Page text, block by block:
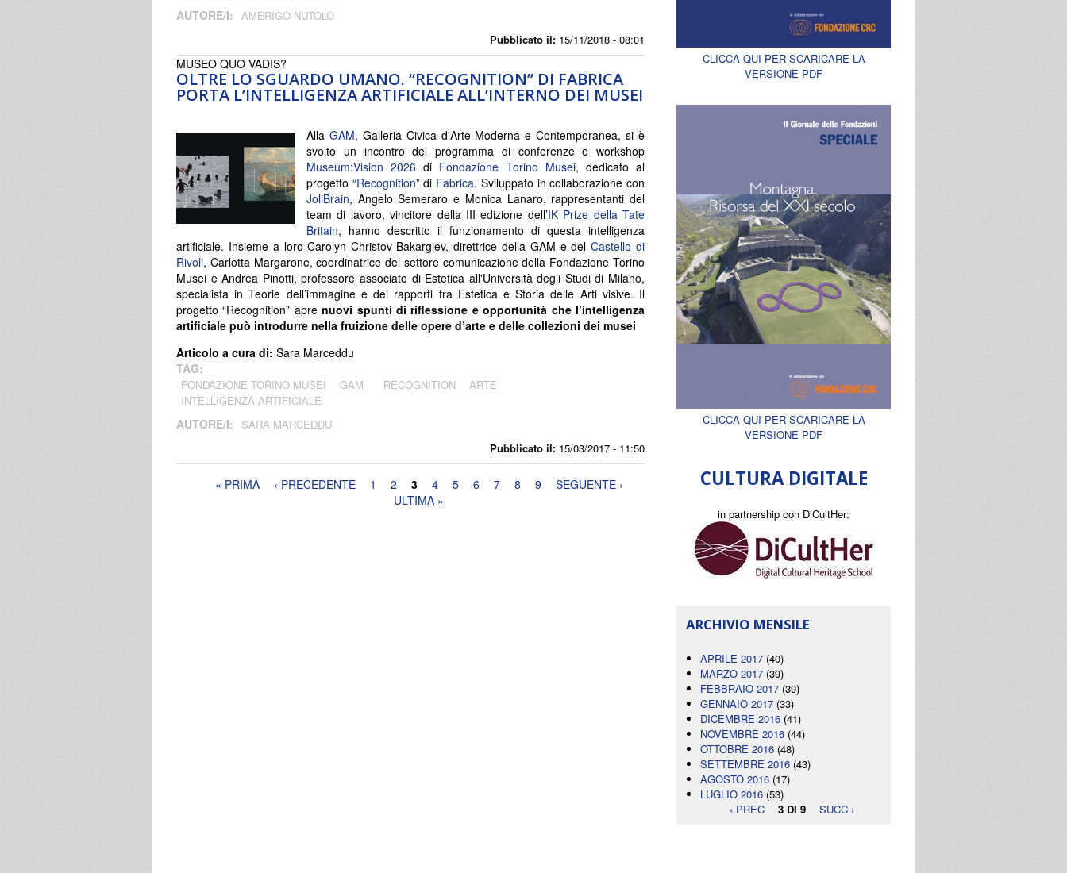
Pubblicato il: 15/11/2018 - 08:01
AUTORE/I: AMERIGO NUTOLO
OLTRE LO SGUARDO UMANO. “RECOGNITION” DI FABRICA
PORTA L’INTELLIGENZA ARTIFICIALE ALL’INTERNO DEI MUSEI
Pubblicato il: 15/03/2017 - 11:50
MUSEO QUO VADIS?
Alla GAM, Galleria Civica d'Arte Moderna e Contemporanea, si è
svolto un incontro del programma di conferenze e workshop
Museum:Vision 2026 di Fondazione Torino Musei, dedicato al
progetto “Recognition”di Fabrica. Sviluppato in collaborazione con
JoliBrain, Angelo Semeraro e Monica Lanaro, rappresentanti del
team di lavoro, vincitore della III edizione dell’IK Prize della Tate
Britain, hanno descritto il funzionamento di questa intelligenza
artificiale. Insieme a loro Carolyn Christov-Bakargiev, direttrice della GAM e delCastello di
Rivoli, Carlotta Margarone, coordinatrice del settore comunicazione della Fondazione Torino
Musei e Andrea Pinotti, professore associato di Estetica all'Università degli Studi di Milano,
specialista in Teorie dell’immagine e dei rapporti fra Estetica e Storia delle Arti visive. Il
progetto “Recognition” aprenuovi spunti di riflessione e opportunità che l’intelligenza
artificiale può introdurre nella fruizione delle opere d’arte e delle collezioni dei musei
Articolo a cura di: Sara Marceddu
TAG:
FONDAZIONE TORINO MUSEI GAM RECOGNITION
ARTE
INTELLIGENZA ARTIFICIALE
AUTORE/I: SARA MARCEDDU
Pagine« PRIMA ‹ PRECEDENTE 1 2 3 4 5 6 7 8 9
SEGUENTE ›
ULTIMA »
CLICCA QUI PER SCARICARE LA
VERSIONE PDF
CLICCA QUI PER SCARICARE LA
VERSIONE PDF
CULTURA DIGITALE
in partnership con DiCultHer:
ARCHIVIO MENSILE
APRILE 2017 (40)
MARZO 2017 (39)
FEBBRAIO 2017 (39)
GENNAIO 2017 (33)
DICEMBRE 2016 (41)
NOVEMBRE 2016 (44)
OTTOBRE 2016 (48)
SETTEMBRE 2016 (43)
AGOSTO 2016 (17)
LUGLIO 2016 (53)
‹ PREC
3 DI 9 SUCC ›